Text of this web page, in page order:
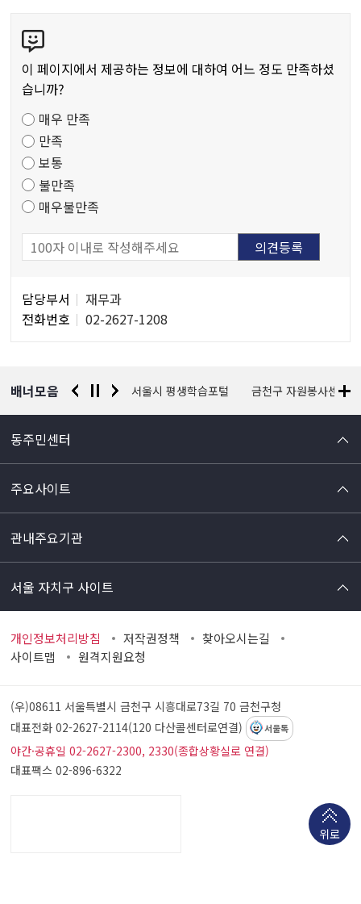
텐
츠
만
도
조
사
이 페이지에서 제공하는 정보에 대하여 어느 정도 만족하셨
습니까?
매우 만족
만족
보통
불만족
매우불만족
당
자
담당부서
재무과
전화번호
02-2627-1208
배너모음
찰청 유실물 통합포털 서울시 평생학습포털 금천구 자원봉사센터
동주민센터
주요사이트
관내주요기관
서울 자치구 사이트
개인정보처리방침 저작권정책
찾아오시는길
사이트맵
원격지원요청
위로
(우)08611 서울특별시 금천구 시흥대로73길 70금천구청
대표전화 02-2627-2114(120 다산콜센터로연결)
서울톡
야간·공휴일 02-2627-2300, 2330(종합상황실로 연결)
대표팩스 02-896-6322